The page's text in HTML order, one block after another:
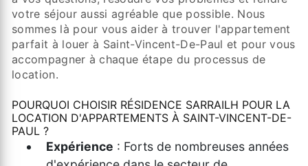
votre séjour aussi agréable que possible. Nous
sommes là pour vous aider à trouver l'appartement
parfait à louer à Saint-Vincent-De-Paul et pour vous
accompagner à chaque étape du processus de
location.
POURQUOI CHOISIR RÉSIDENCE SARRAILH POUR LA
LOCATION D'APPARTEMENTS À SAINT-VINCENT-DE-
PAUL ?
Expérience : Forts de nombreuses années